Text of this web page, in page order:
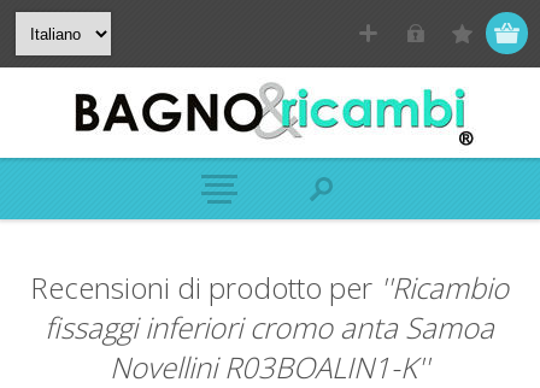
Recensioni di prodotto per Ricambio
fissaggi inferiori cromo anta Samoa
Novellini R03BOALIN1-K